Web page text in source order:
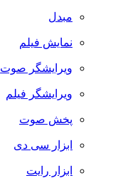
مبدل
نمایش فیلم
ویرایشگر صوت
ویرایشگر فیلم
پخش صوت
ابزار سی دی
ابزار رایت